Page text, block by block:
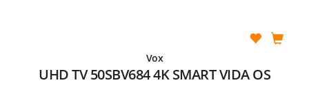
Vox
UHD TV 50SBV684 4K SMART VIDA OS